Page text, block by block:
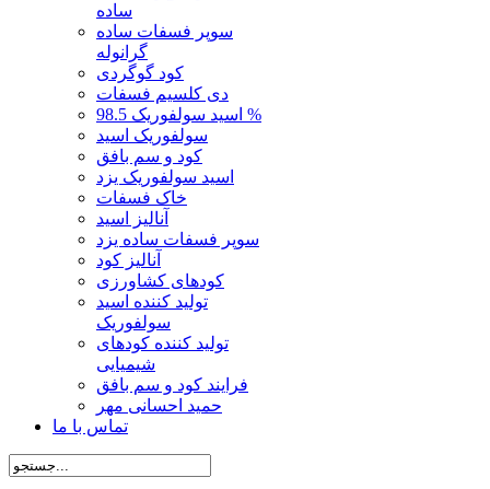
ساده
سوپر فسفات ساده
گرانوله
کود گوگردی
دی کلسیم فسفات
اسید سولفوریک 98.5 %
سولفوریک اسید
کود و سم بافق
اسید سولفوریک یزد
خاک فسفات
آنالیز اسید
سوپر فسفات ساده یزد
آنالیز کود
کودهای کشاورزی
تولید کننده اسید
سولفوریک
تولید کننده کودهای
شیمیایی
فرایند کود و سم بافق
حمید احسانی مهر
تماس با ما